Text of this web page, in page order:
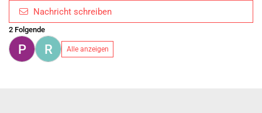
Nachricht schreiben
2 Folgende
P R Alle anzeigen